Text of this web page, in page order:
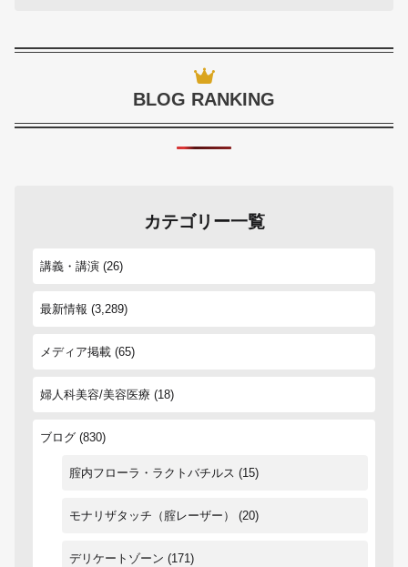
BLOG RANKING
カテゴリー一覧
講義・講演 (26)
最新情報 (3,289)
メディア掲載 (65)
婦人科美容/美容医療 (18)
ブログ (830)
腟内フローラ・ラクトバチルス (15)
モナリザタッチ（腟レーザー） (20)
デリケートゾーン (171)